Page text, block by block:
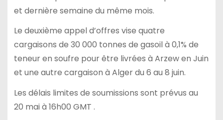
et dernière semaine du même mois.
Le deuxième appel d’offres vise quatre
cargaisons de 30 000 tonnes de gasoil à 0,1% de
teneur en soufre pour être livrées à Arzew en Juin
et une autre cargaison à Alger du 6 au 8 juin.
Les délais limites de soumissions sont prévus au
20 mai à 16h00 GMT .